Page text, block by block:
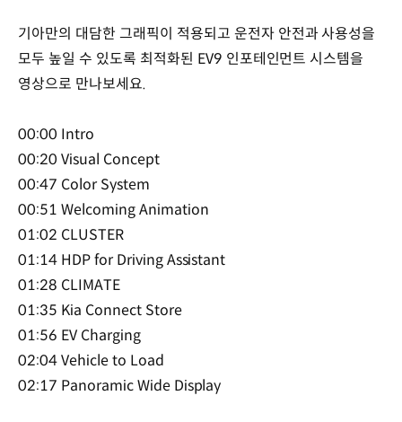
기아만의 대담한 그래픽이 적용되고 운전자 안전과 사용성을
모두 높일 수 있도록 최적화된 EV9 인포테인먼트 시스템을
영상으로 만나보세요.
00:00 Intro
00:20 Visual Concept
00:47 Color System
00:51 Welcoming Animation
01:02 CLUSTER
01:14 HDP for Driving Assistant
01:28 CLIMATE
01:35 Kia Connect Store
01:56 EV Charging
02:04 Vehicle to Load
02:17 Panoramic Wide Display